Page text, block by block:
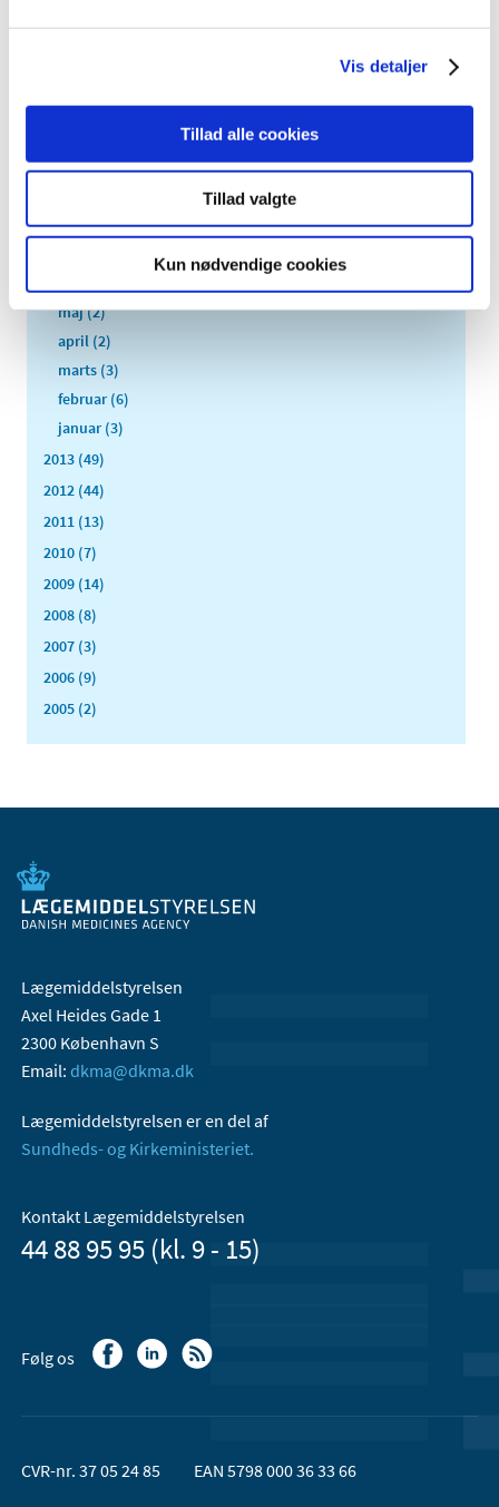
Vis detaljer
Tillad alle cookies
Tillad valgte
Kun nødvendige cookies
december (3)
oktober (1)
august (4)
maj (2)
april (2)
marts (3)
februar (6)
januar (3)
2013 (49)
2012 (44)
2011 (13)
2010 (7)
2009 (14)
2008 (8)
2007 (3)
2006 (9)
2005 (2)
Lægemiddelstyrelsen
Axel Heides Gade 1
2300 København S
Email: dkma@dkma.dk
Lægemiddelstyrelsen er en del af
Sundheds- og Kirkeministeriet.
Kontakt Lægemiddelstyrelsen
44 88 95 95 (kl. 9 - 15)
Følg os
CVR-nr. 37 05 24 85 EAN 5798 000 36 33 66